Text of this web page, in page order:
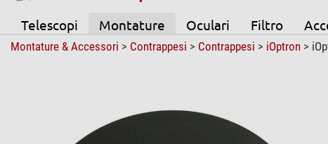
Telescopi Montature Oculari Filtro
Montature & Accessori > Contrappesi > Contrappesi > iOptron>